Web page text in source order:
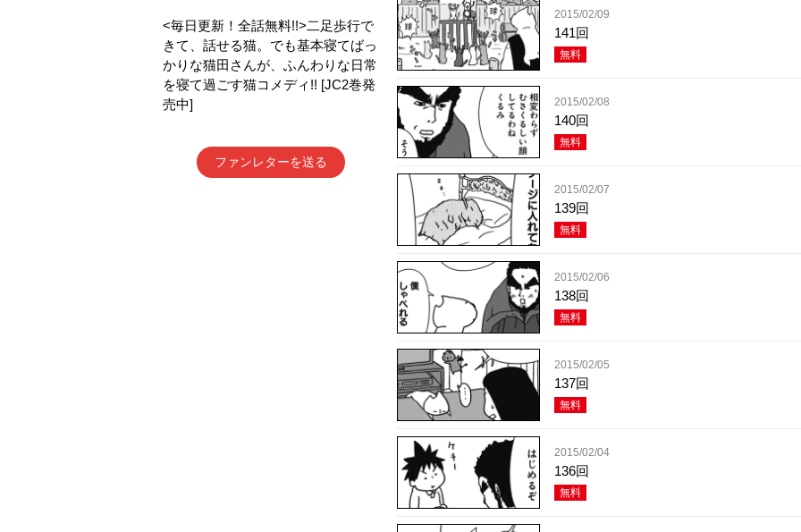
<毎日更新！全話無料!!>二足歩行で
きて、話せる猫。でも基本寝てばっ
かりな猫田さんが、ふんわりな日常
を寝て過ごす猫コメディ!! [JC2巻発
売中]
ファンレターを送る
2015/02/09
141回
無料
2015/02/08
140回
無料
2015/02/07
139回
無料
2015/02/06
138回
無料
2015/02/05
137回
無料
2015/02/04
136回
無料